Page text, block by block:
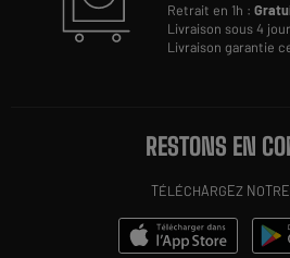
Retrait en 1h :
Livraison sous 4
Livraison garantie
RESTONS EN
TÉLÉCHARGEZ